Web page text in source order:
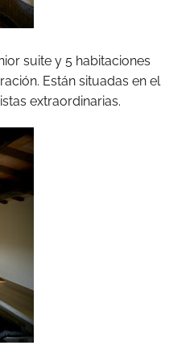
suite y 5 habitaciones
Están situadas en el
extraordinarias.